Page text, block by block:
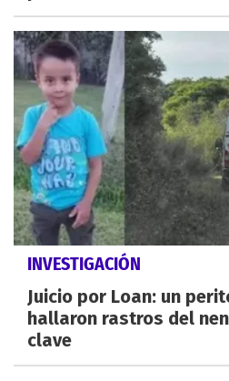
INVESTIGACIÓN
Juicio por Loan: un
hallaron rastros del
clave